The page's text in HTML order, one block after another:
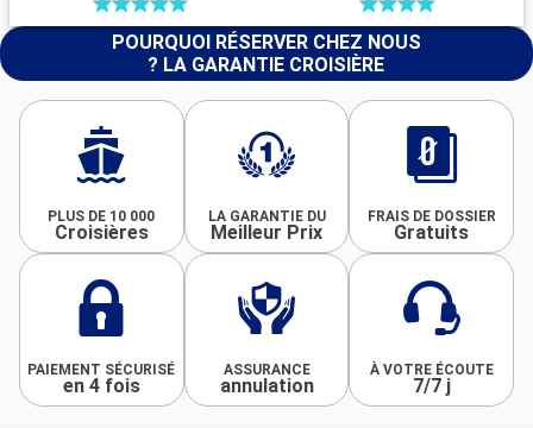
POURQUOI RÉSERVER CHEZ NOUS
? LA GARANTIE CROISIÈRE
PLUS DE 10 000
Croisières
LA GARANTIE DU
Meilleur Prix
FRAIS DE DOSSIER
Gratuits
PAIEMENT SÉCURISÉ
en 4 fois
ASSURANCE
annulation
À VOTRE ÉCOUTE
7/7 j